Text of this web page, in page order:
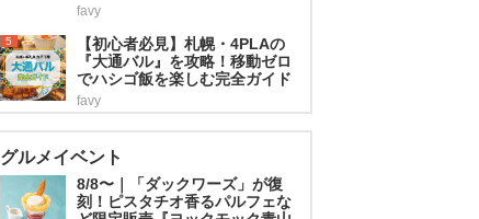
favy
5
【初心者必見】札幌・4PLAの
『大通バル』を攻略！移動ゼロ
でハシゴ飯を楽しむ完全ガイド
favy
グルメイベント
8/8〜｜「ダックワーズ」が復
刻！ピスタチオ香るパルフェな